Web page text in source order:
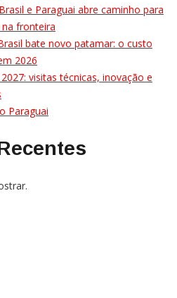
e Paraguai abre caminho para
fronteira
bate novo patamar: o custo
2026
visitas técnicas, inovação e
Paraguai